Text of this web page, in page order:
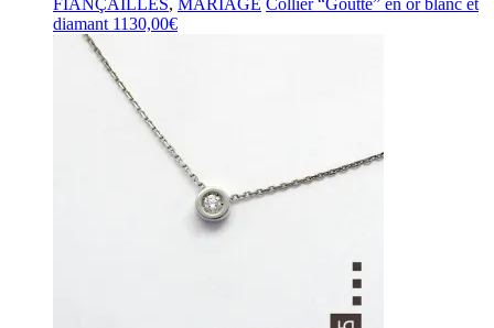
FIANÇAILLES, MARIAGE Collier “Goutte” en or blanc et
diamant 1130,00€